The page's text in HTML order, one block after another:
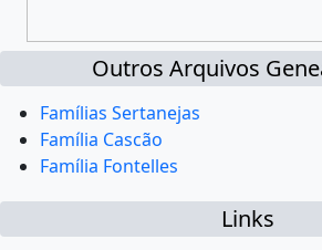
Outros Arquivos
Famílias Sertanejas
Família Cascão
Família Fontelles
Links